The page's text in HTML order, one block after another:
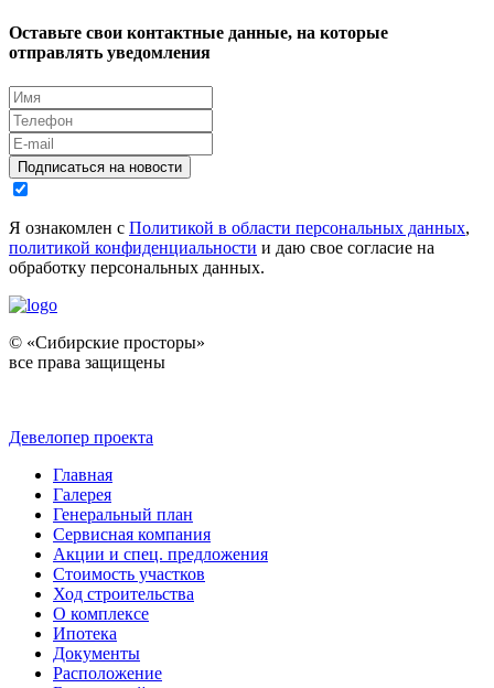
Оставьте свои контактные данные, на которые
отправлять уведомления
Подписаться на новости
Я ознакомлен с Политикой в области персональных данных,
политикой конфиденциальности и даю свое согласие на
обработку персональных данных.
© «Сибирские просторы»
все права защищены
Девелопер проекта
Главная
Галерея
Генеральный план
Сервисная компания
Акции и спец. предложения
Стоимость участков
Ход строительства
О комплексе
Ипотека
Документы
Расположение